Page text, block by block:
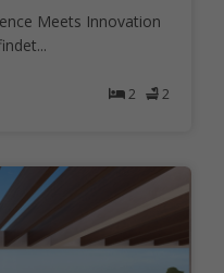
Meets Innovation
2 2